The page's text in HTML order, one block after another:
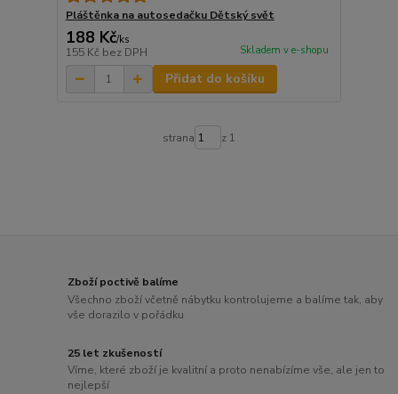
Pláštěnka na autosedačku Dětský svět
188 Kč/ks
155 Kč bez DPH Skladem v e-shopu
Přidat do košíku
strana z 1
Zboží poctivě balíme
Všechno zboží včetně nábytku kontrolujeme a balíme tak, aby
vše dorazilo v pořádku
25 let zkušeností
Víme, které zboží je kvalitní a proto nenabízíme vše, ale jen to
nejlepší